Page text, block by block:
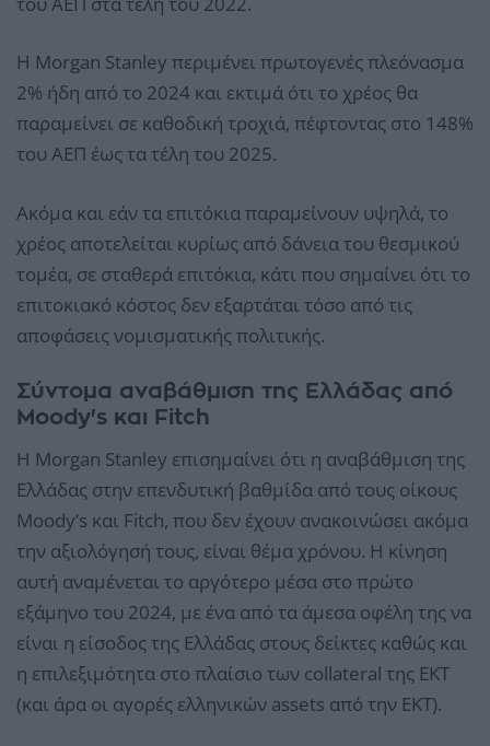
Η Morgan Stanley περιμένει πρωτογενές πλεόνασμα
2% ήδη από το 2024 και εκτιμά ότι το χρέος θα
παραμείνει σε καθοδική τροχιά, πέφτοντας στο 148%
του ΑΕΠ έως τα τέλη του 2025.
Ακόμα και εάν τα επιτόκια παραμείνουν υψηλά, το
χρέος αποτελείται κυρίως από δάνεια του θεσμικού
τομέα, σε σταθερά επιτόκια, κάτι που σημαίνει ότι το
επιτοκιακό κόστος δεν εξαρτάται τόσο από τις
αποφάσεις νομισματικής πολιτικής.
Σύντομα αναβάθμιση της Ελλάδας από
Moody's και Fitch
Η Morgan Stanley επισημαίνει ότι η αναβάθμιση της
Ελλάδας στην επενδυτική βαθμίδα από τους οίκους
Moody’s και Fitch, που δεν έχουν ανακοινώσει ακόμα
την αξιολόγησή τους, είναι θέμα χρόνου. Η κίνηση
αυτή αναμένεται το αργότερο μέσα στο πρώτο
εξάμηνο του 2024, με ένα από τα άμεσα οφέλη της να
είναι η είσοδος της Ελλάδας στους δείκτες καθώς και
η επιλεξιμότητα στο πλαίσιο των collateral της ΕΚΤ
(και άρα οι αγορές ελληνικών assets από την ΕΚΤ).